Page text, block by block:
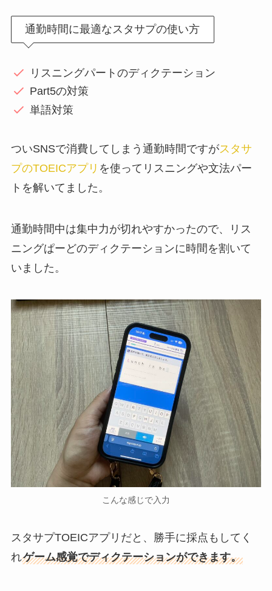
通勤時間に最適なスタサプの使い方
リスニングパートのディクテーション
Part5の対策
単語対策
ついSNSで消費してしまう通勤時間ですがスタサ
プのTOEICアプリ を使ってリスニングや文法パー
トを解いてました。
通勤時間中は集中力が切れやすかったので、リス
ニングぱーどのディクテーションに時間を割いて
いました。
こんな感じで入力
スタサプTOEICアプリだと、勝手に採点もしてく
れゲーム感覚でディクテーションができます。